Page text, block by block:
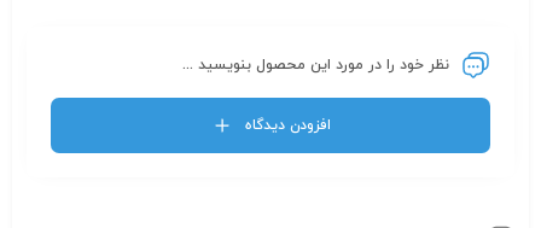
نظر خود را در مورد این محصول بنویسید ...
افزودن دیدگاه